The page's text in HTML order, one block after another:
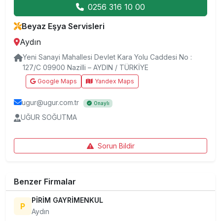
0256 316 10 00
Beyaz Eşya Servisleri
Aydın
Yeni Sanayi Mahallesi Devlet Kara Yolu Caddesi No :
127/C 09900 Nazilli – AYDIN / TÜRKİYE
Google Maps Yandex Maps
ugur@ugur.com.tr Onaylı
UĞUR SOĞUTMA
Sorun Bildir
Benzer Firmalar
P
PİRİM GAYRİMENKUL
Aydın